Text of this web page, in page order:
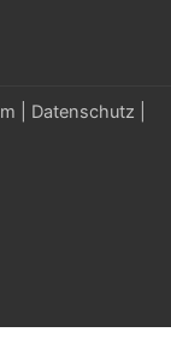
Datenschutz